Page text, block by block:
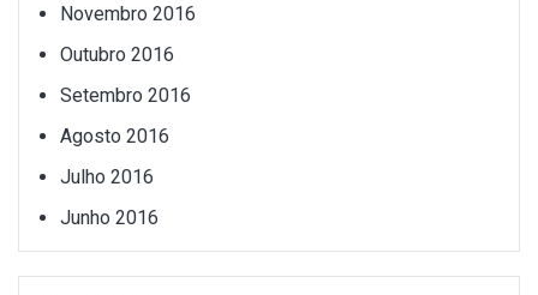
Novembro 2016
Outubro 2016
Setembro 2016
Agosto 2016
Julho 2016
Junho 2016